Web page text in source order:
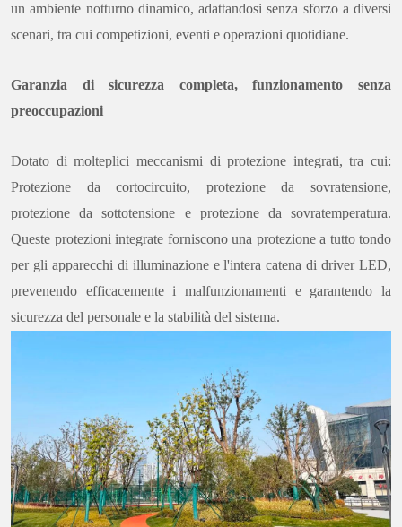
un ambiente notturno dinamico, adattandosi senza sforzo a diversi
scenari, tra cui competizioni, eventi e operazioni quotidiane.
Garanzia di sicurezza completa, funzionamento senza
preoccupazioni
Dotato di molteplici meccanismi di protezione integrati, tra cui:
Protezione da cortocircuito, protezione da sovratensione,
protezione da sottotensione e protezione da sovratemperatura.
Queste protezioni integrate forniscono una protezione a tutto tondo
per gli apparecchi di illuminazione e l'intera catena di driver LED,
prevenendo efficacemente i malfunzionamenti e garantendo la
sicurezza del personale e la stabilità del sistema.